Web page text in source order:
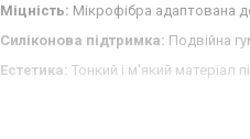
Міцність: Мікрофібра адаптована
Силіконова підтримка: Подвійна
Естетика: Тонкий і м'який матеріал